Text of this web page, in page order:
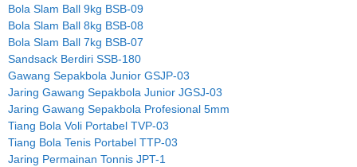
Bola Slam Ball 9kg BSB-09
Bola Slam Ball 8kg BSB-08
Bola Slam Ball 7kg BSB-07
Sandsack Berdiri SSB-180
Gawang Sepakbola Junior GSJP-03
Jaring Gawang Sepakbola Junior JGSJ-03
Jaring Gawang Sepakbola Profesional 5mm
Tiang Bola Voli Portabel TVP-03
Tiang Bola Tenis Portabel TTP-03
Jaring Permainan Tonnis JPT-1